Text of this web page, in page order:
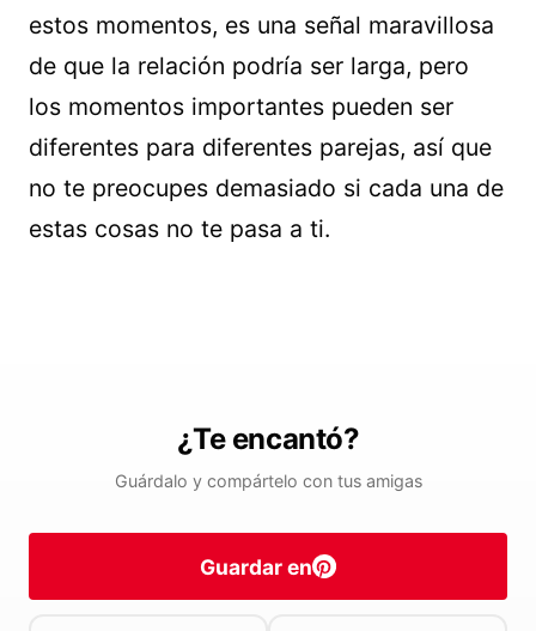
estos momentos, es una señal maravillosa
de que la relación podría ser larga, pero
los momentos importantes pueden ser
diferentes para diferentes parejas, así que
no te preocupes demasiado si cada una de
estas cosas no te pasa a ti.
¿Te encantó?
Guárdalo y compártelo con tus amigas
Guardar en